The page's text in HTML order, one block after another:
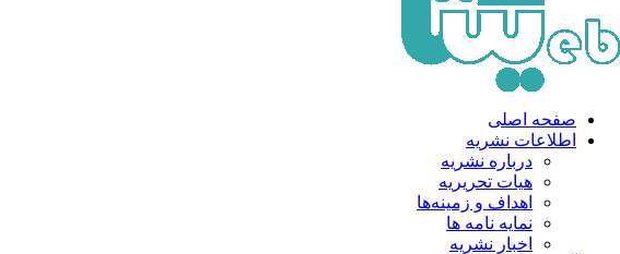
صفحه اصلی
اطلاعات نشریه
درباره نشریه
هیات تحریریه
اهداف و زمینه‌ها
نمایه نامه ها
اخبار نشریه